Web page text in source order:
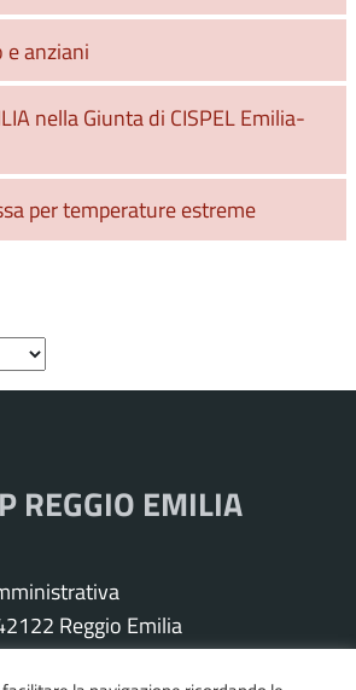
e anziani
nella Giunta di CISPEL Emilia-
per temperature estreme
REGGIO EMILIA
Reggio Emilia
Fax 0522 571030